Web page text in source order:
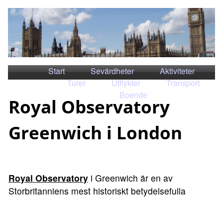
Start Sevärdheter
Aktiviteter
Turer
Utflykter
Transport
Boende
Royal Observatory
Greenwich i London
Royal Observatory i Greenwich är en av
Storbritanniens mest historiskt betydelsefulla